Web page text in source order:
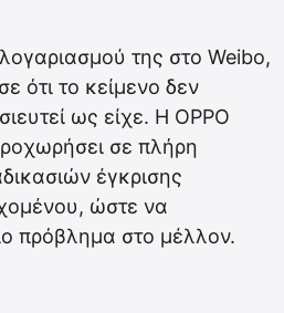
της στο Weibo,
ότι το κείμενο δεν
ως είχε. Η OPPO
σε πλήρη
έγκρισης
ώστε να
πρόβλημα στο μέλλον.